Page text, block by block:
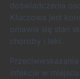
doświadczenia
Kluczowa jest
omawia się stan
choroby i leki.
infekcje w